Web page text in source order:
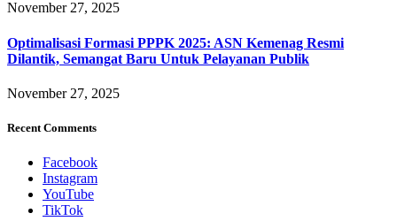
November 27, 2025
Optimalisasi Formasi PPPK 2025: ASN Kemenag Resmi
Dilantik, Semangat Baru Untuk Pelayanan Publik
November 27, 2025
Recent Comments
Facebook
Instagram
YouTube
TikTok